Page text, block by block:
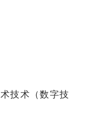
技术（数字技